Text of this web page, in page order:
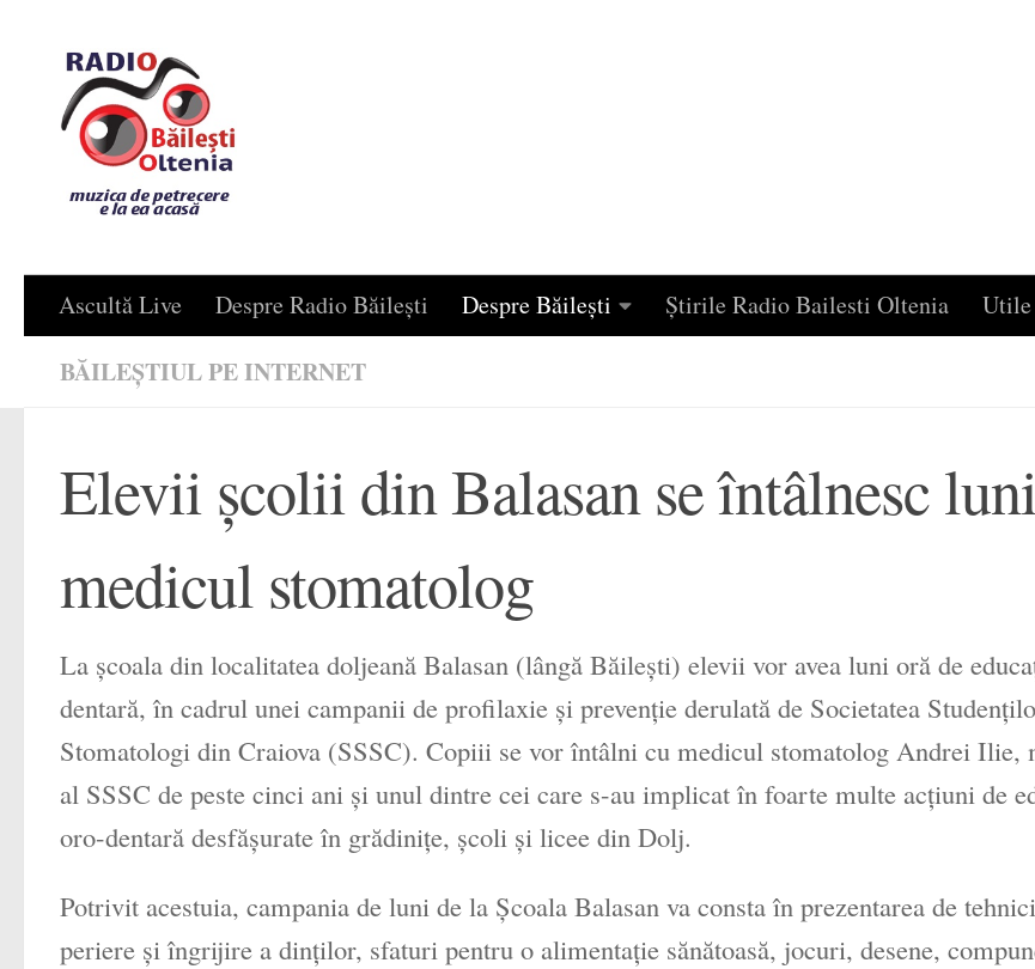
Ascultă Live Despre Radio Băilești Despre Băilești Știrile Radio Bailesti Oltenia Utile
BĂILEȘTIUL PE INTERNET
Elevii școlii din Balasan se întâlnesc
medicul stomatolog
La școala din localitatea doljeană Balasan (lângă Băilești) elevii vor avea luni oră de
dentară, în cadrul unei campanii de profilaxie și prevenție derulată de Societatea
Stomatologi din Craiova (SSSC). Copiii se vor întâlni cu medicul stomatolog Andrei Ilie,
al SSSC de peste cinci ani și unul dintre cei care s-au implicat în foarte multe acțiuni de
oro-dentară desfășurate în grădinițe, școli și licee din Dolj.
Potrivit acestuia, campania de luni de la Școala Balasan va consta în prezentarea de
periere și îngrijire a dinților, sfaturi pentru o alimentație sănătoasă, jocuri, desene,